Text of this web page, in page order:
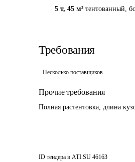
5 т, 45 м³ тентованный,
Требования
Несколько поставщиков
Прочие требования
Полная растентовка, длина
ID тендера в ATI.SU 46163